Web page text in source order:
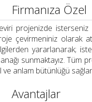
Firmanıza Özel
projenizde isterseniz
çevirmeniniz olarak
yararlanarak;
sunmaktayız. Tüm
ve anlam bütünlüğü
Avantajlar